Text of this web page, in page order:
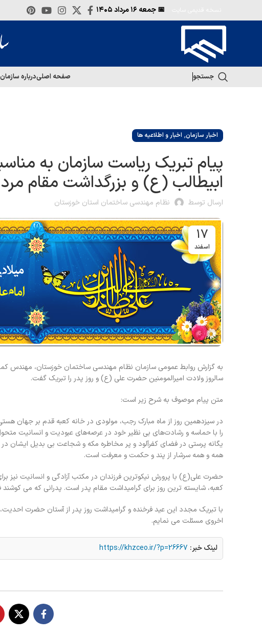
📅 جمعه
جستجو صفحه اصلیدرباره سازمان
اخبار سازمان, اخبار و اطلاعیه ها
پیام تبریک ریاست سازمان به
ابیطالب (ع) و بزرگداشت مقام مرد
ارسال توسط نظام مهندسی ساختمان استان خوزستان
17
اسفند
به گزارش روابط عمومی سازمان نظام مهندسی ساختمان خوزستان، مهندس
سالروز ولادت امیرالمومنین حضرت علی (ع) و روز پدر را تبریک گفت.
متن پیام موصوف به شرح زیر است:
در سیزدهمین روز از ماه مبارک رجب، مولودی در خانه کعبه قدم بر جهان
را با حماسه و رشادت‌های بی‌ نظیر خود در عرصه‌های عبودیت و انسانیت
یگانه پرستی در فضای کفرآلود و پر مخاطره مکه و شجاعت بی بدیل ایشان
همه و همه سرشار از پند و حکمت و معرفت است.
حضرت علی(ع) با پرورش نیکوترین فرزندان در مکتب آزادگی و انسانیت نیز
کعبه، شایسته ترین روز برای گرامیداشت مقام پدر است. پدرانی که می
با تبریک مجدد این عید فرخنده و گرامیداشت روز پدر از آستان حضرت
اخروی مسئلت می نمایم.
لینک خبر: https://khzceo.ir/?p=26667